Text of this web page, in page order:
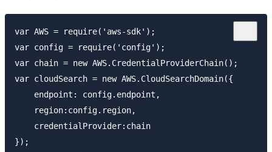
var AWS = require('aws-sdk');
var config = require('config');
var chain = new AWS.CredentialProviderChain();
var cloudSearch = new AWS.CloudSearchDomain({
    endpoint: config.endpoint,
    region:config.region,
    credentialProvider:chain
});